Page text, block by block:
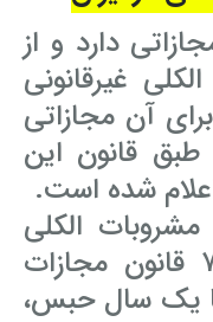
دارد و از
غیرقانونی
آن مجازاتی
قانون این
شده است.
الکلی
نماید بر اساس ماده ۷۰۲ قانون مجازات
۶ ماه تا یک سال حبس،